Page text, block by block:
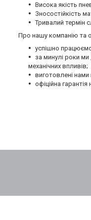
Висока якість
Зносостійкість
Тривалий термін
Про нашу компанію та
успішно
за минулі роки
механічних впливів;
виготовлені
офіційна